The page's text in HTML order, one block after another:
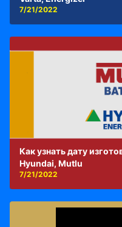
7/21/2022
Как узнать дату
Hyundai, Mutlu
7/21/2022